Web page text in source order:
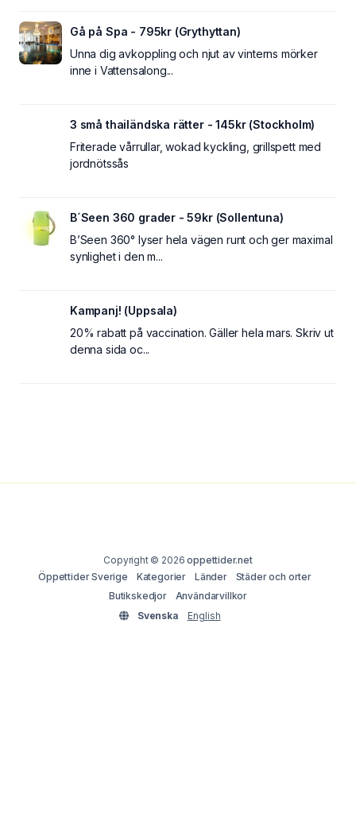
Gå på Spa - 795kr (Grythyttan)
Unna dig avkoppling och njut av vinterns mörker
inne i Vattensalong...
3 små thailändska rätter - 145kr (Stockholm)
Friterade vårrullar, wokad kyckling, grillspett med
jordnötssås
B´Seen 360 grader - 59kr (Sollentuna)
B’Seen 360° lyser hela vägen runt och ger maximal
synlighet i den m...
Kampanj! (Uppsala)
20% rabatt på vaccination. Gäller hela mars. Skriv ut
denna sida oc...
Copyright © 2026oppettider.net
Öppettider Sverige
Kategorier Länder
Städer och orter
Butikskedjor
Användarvillkor
Svenska
English